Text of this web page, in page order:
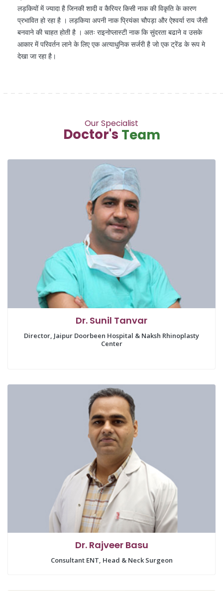
लड़कियों में ज्यादा है जिनकी शादी व कैरियर किसी नाक की विकृति के कारण
प्रभावित हो रहा है । लड़किया अपनी नाक प्रियंका चौपड़ा और ऐश्वर्या राय जैसी
बनवाने की चाहत होती है । अतः राइनोप्लास्टी नाक कि सुंदरता बढाने व उसके
आकार में परिवर्तन लाने के लिए एक अत्याधुनिक सर्जरी है जो एक ट्रेंड के रूप मे
देखा जा रहा है।
Our Specialist
Doctor's Team
Dr. Sunil Tanvar
Director, Jaipur Doorbeen Hospital & Naksh Rhinoplasty
Center
Dr. Rajveer Basu
Consultant ENT, Head & Neck Surgeon